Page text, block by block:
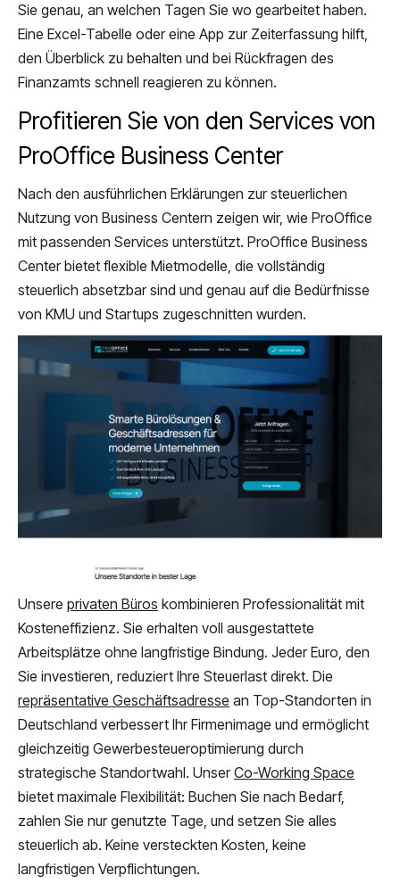
Sie genau, an welchen Tagen Sie wo gearbeitet haben.
Eine Excel-Tabelle oder eine App zur Zeiterfassung hilft,
den Überblick zu behalten und bei Rückfragen des
Finanzamts schnell reagieren zu können.
Profitieren Sie von den Services von
ProOffice Business Center
Nach den ausführlichen Erklärungen zur steuerlichen
Nutzung von Business Centern zeigen wir, wie ProOffice
mit passenden Services unterstützt. ProOffice Business
Center bietet flexible Mietmodelle, die vollständig
steuerlich absetzbar sind und genau auf die Bedürfnisse
von KMU und Startups zugeschnitten wurden.
Unsere privaten Büros kombinieren Professionalität mit
Kosteneffizienz. Sie erhalten voll ausgestattete
Arbeitsplätze ohne langfristige Bindung. Jeder Euro, den
Sie investieren, reduziert Ihre Steuerlast direkt. Die
repräsentative Geschäftsadresse an Top-Standorten in
Deutschland verbessert Ihr Firmenimage und ermöglicht
gleichzeitig Gewerbesteueroptimierung durch
strategische Standortwahl. UnserCo-Working Space
bietet maximale Flexibilität: Buchen Sie nach Bedarf,
zahlen Sie nur genutzte Tage, und setzen Sie alles
steuerlich ab. Keine versteckten Kosten, keine
langfristigen Verpflichtungen.